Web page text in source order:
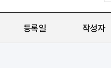
등록일 작성자